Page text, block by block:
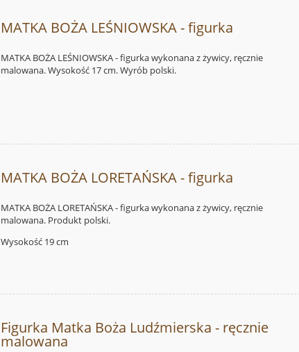
MATKA BOŻA LEŚNIOWSKA - figurka
MATKA BOŻA LEŚNIOWSKA - figurka wykonana z żywicy, ręcznie
malowana. Wysokość 17 cm. Wyrób polski.
MATKA BOŻA LORETAŃSKA - figurka
MATKA BOŻA LORETAŃSKA - figurka wykonana z żywicy, ręcznie
malowana. Produkt polski.
Wysokość 19 cm
Figurka Matka Boża Ludźmierska - ręcznie
malowana